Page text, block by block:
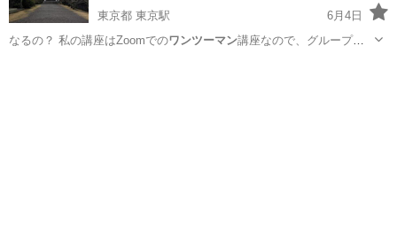
東京都 東京駅
6月4日
なるの？ 私の講座はZoomでのワンツーマン講座なので、グループ講